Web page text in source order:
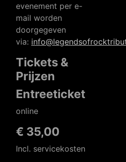
evenement per e-
mail worden
doorgegeven
via:
Tickets &
Prijzen
Entreeticket
online
€ 35,00
Incl. servicekosten